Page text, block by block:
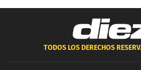
TODOS LOS DERECHOS